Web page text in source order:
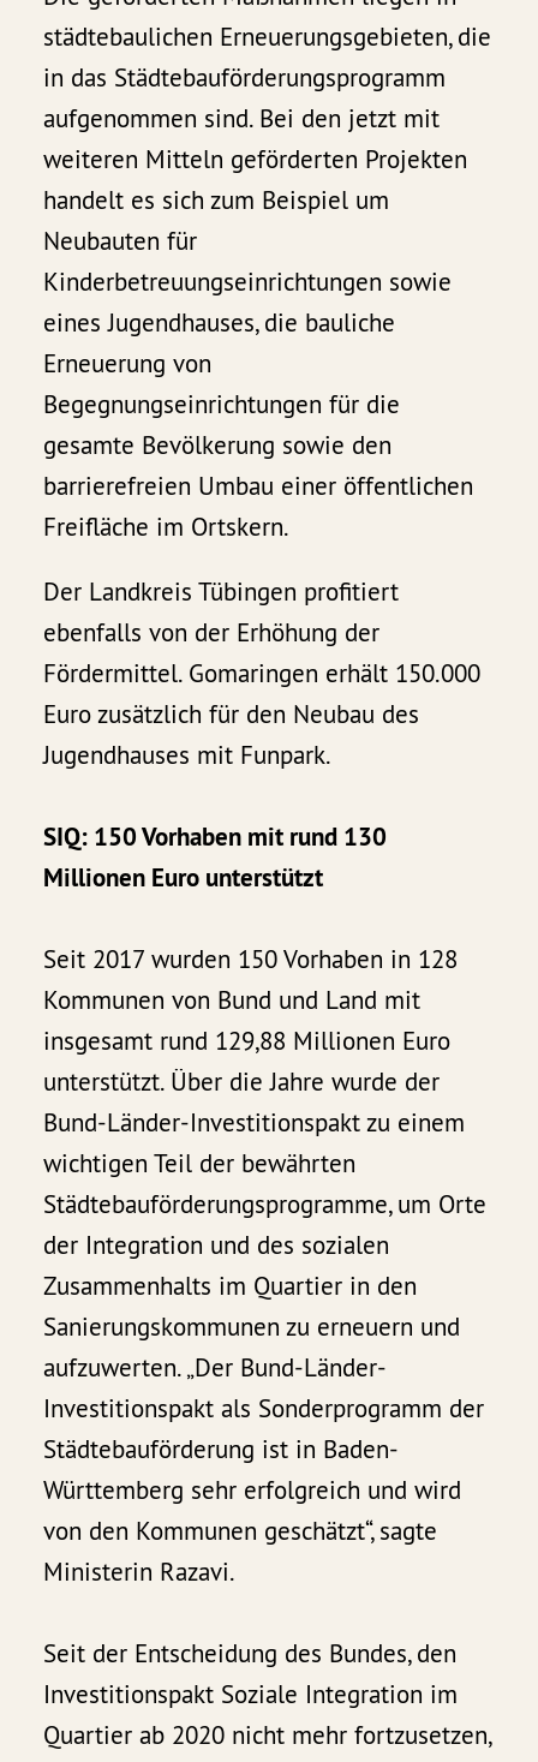
städtebaulichen Erneuerungsgebieten, die
in das Städtebauförderungsprogramm
aufgenommen sind. Bei den jetzt mit
weiteren Mitteln geförderten Projekten
handelt es sich zum Beispiel um
Neubauten für
Kinderbetreuungseinrichtungen sowie
eines Jugendhauses, die bauliche
Erneuerung von
Begegnungseinrichtungen für die
gesamte Bevölkerung sowie den
barrierefreien Umbau einer öffentlichen
Freifläche im Ortskern.
Der Landkreis Tübingen profitiert
ebenfalls von der Erhöhung der
Fördermittel. Gomaringen erhält 150.000
Euro zusätzlich für den Neubau des
Jugendhauses mit Funpark.
SIQ: 150 Vorhaben mit rund 130
Millionen Euro unterstützt
Seit 2017 wurden 150 Vorhaben in 128
Kommunen von Bund und Land mit
insgesamt rund 129,88 Millionen Euro
unterstützt. Über die Jahre wurde der
Bund-Länder-Investitionspakt zu einem
wichtigen Teil der bewährten
Städtebauförderungsprogramme, um Orte
der Integration und des sozialen
Zusammenhalts im Quartier in den
Sanierungskommunen zu erneuern und
aufzuwerten. „Der Bund-Länder-
Investitionspakt als Sonderprogramm der
Städtebauförderung ist in Baden-
Württemberg sehr erfolgreich und wird
von den Kommunen geschätzt“, sagte
Ministerin Razavi.
Seit der Entscheidung des Bundes, den
Investitionspakt Soziale Integration im
Quartier ab 2020 nicht mehr fortzusetzen,